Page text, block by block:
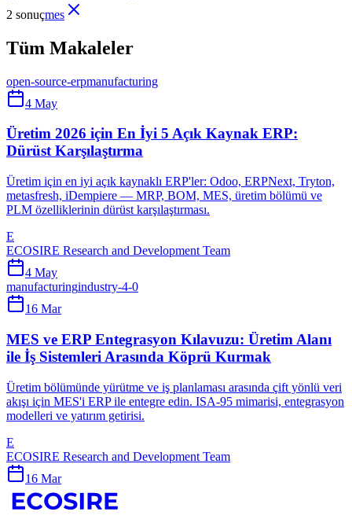
2 sonuçmes
Tüm Makaleler
open-source-erpmanufacturing
4 May
Üretim 2026 için En İyi 5 Açık Kaynak ERP:
Dürüst Karşılaştırma
Üretim için en iyi açık kaynaklı ERP'ler: Odoo, ERPNext, Tryton,
metasfresh, iDempiere — MRP, BOM, MES, üretim bölümü ve
PLM özelliklerinin dürüst karşılaştırması.
E
ECOSIRE Research and Development Team
4 May
manufacturingindustry-4-0
16 Mar
MES ve ERP Entegrasyon Kılavuzu: Üretim Alanı
ile İş Sistemleri Arasında Köprü Kurmak
Üretim bölümünde yürütme ve iş planlaması arasında çift yönlü veri
akışı için MES'i ERP ile entegre edin. ISA-95 mimarisi, entegrasyon
modelleri ve yatırım getirisi.
E
ECOSIRE Research and Development Team
16 Mar